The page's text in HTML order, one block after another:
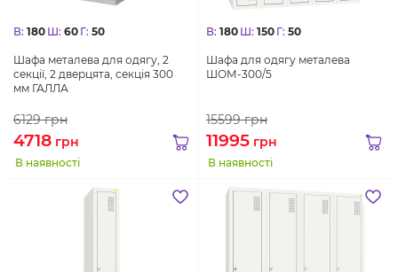
В: 180 Ш: 60 Г: 50
Шафа металева для одягу, 2
секції, 2 дверцята, секція 300
мм ГАЛЛА
6129грн
4718 грн
В наявності
В: 180 Ш: 150 Г: 50
Шафа для одягу металева
ШОМ-300/5
15599грн
11995 грн
В наявності